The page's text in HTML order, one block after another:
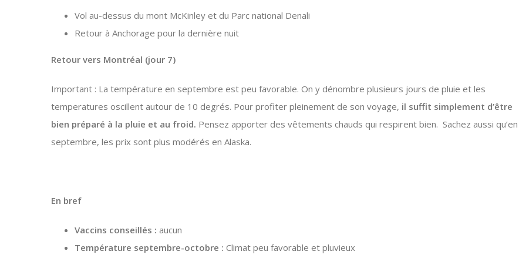
Vol au-dessus du mont McKinley et du Parc national Denali
Retour à Anchorage pour la dernière nuit
Retour vers Montréal (jour 7)
Important : La température en septembre est peu favorable. On y dénombre plusieurs jours de pluie et les
temperatures oscillent autour de 10 degrés. Pour profiter pleinement de son voyage, il suffit simplement d’être
bien préparé à la pluie et au froid. Pensez apporter des vêtements chauds qui respirent bien. Sachez aussi qu’en
septembre, les prix sont plus modérés en Alaska.
En bref
Vaccins conseillés : aucun
Température septembre-octobre : Climat peu favorable et pluvieux